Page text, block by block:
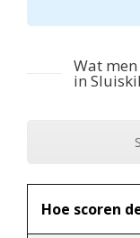
Wat
in Sluiskil
Hoe scoren